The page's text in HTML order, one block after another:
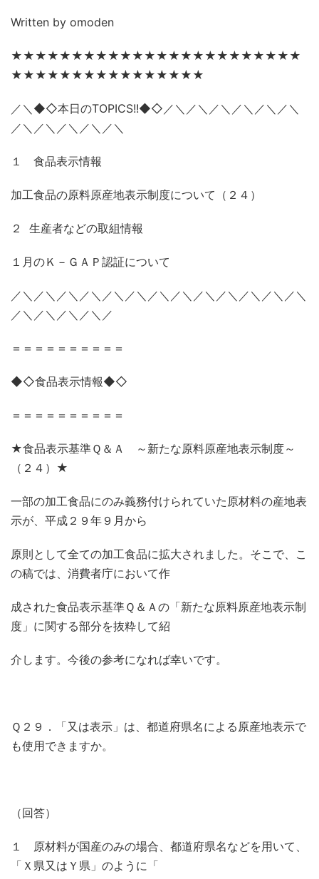
Written by omoden
★★★★★★★★★★★★★★★★★★★★★★★★
★★★★★★★★★★★★★★★★
／＼◆◇本日のTOPICS!!◆◇／＼／＼／＼／＼／＼／＼
／＼／＼／＼／＼／＼
１ 食品表示情報
加工食品の原料原産地表示制度について（２４）
２ 生産者などの取組情報
１月のＫ－ＧＡＰ認証について
／＼／＼／＼／＼／＼／＼／＼／＼／＼／＼／＼／＼／＼
／＼／＼／＼／＼／
＝＝＝＝＝＝＝＝＝＝
◆◇食品表示情報◆◇
＝＝＝＝＝＝＝＝＝＝
★食品表示基準Ｑ＆Ａ ～新たな原料原産地表示制度～
（２４）★
一部の加工食品にのみ義務付けられていた原材料の産地表
示が、平成２９年９月から
原則として全ての加工食品に拡大されました。そこで、こ
の稿では、消費者庁において作
成された食品表示基準Ｑ＆Ａの「新たな原料原産地表示制
度」に関する部分を抜粋して紹
介します。今後の参考になれば幸いです。
Ｑ２９．「又は表示」は、都道府県名による原産地表示で
も使用できますか。
（回答）
１ 原材料が国産のみの場合、都道府県名などを用いて、
「Ｘ県又はＹ県」のように「